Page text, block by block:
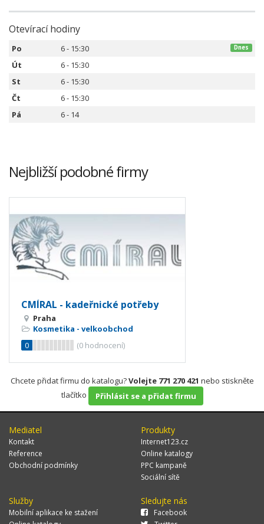
Otevírací hodiny
Po 6 - 15:30 Dnes
Út
6 - 15:30
St
6 - 15:30
Čt
6 - 15:30
Pá
6 - 14
Nejbližší podobné firmy
CMÍRAL - kadeřnické potřeby
Praha
Kosmetika - velkoobchod
0
(0 hodnocení)
Chcete přidat firmu do katalogu?Volejte 771 270 421 nebo stiskněte
tlačítko
Přihlásit se a přidat firmu
Mediatel
Kontakt
Reference
Obchodní podmínky
Produkty
Internet123.cz
Online katalogy
PPC kampaně
Sociální sítě
Služby
Mobilní aplikace ke stažení
Sledujte nás
Facebook